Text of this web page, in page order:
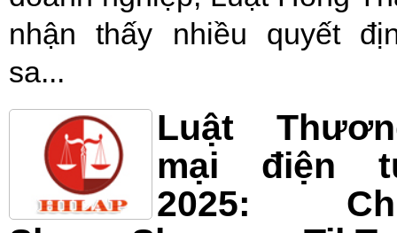
nhận thấy nhiều quyết
sa...
Luật
mại điện
2025: